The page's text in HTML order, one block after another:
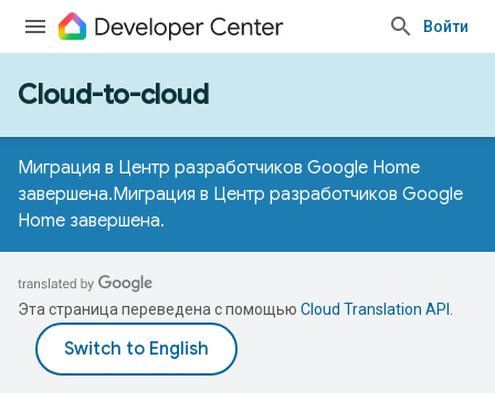
Войти
Cloud-to-cloud
Миграция в Центр разработчиков Google Home
завершена.Миграция в Центр разработчиков Google
Home завершена.
Эта страница переведена с помощью Cloud Translation API